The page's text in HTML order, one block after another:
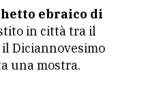
ebraico di
in città tra il
il Diciannovesimo
una mostra.